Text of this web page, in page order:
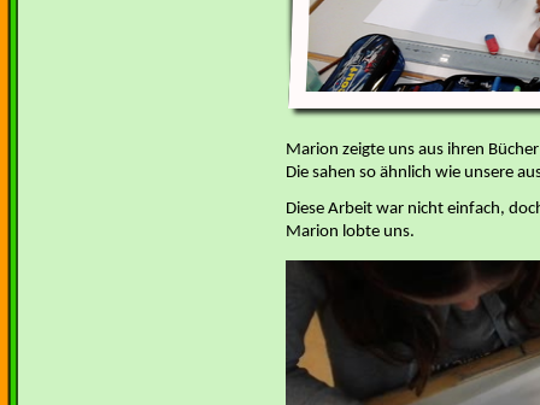
Marion zeigte uns aus ihren
Die sahen so ähnlich wie unsere
Diese Arbeit war nicht einfach,
Marion lobte uns.